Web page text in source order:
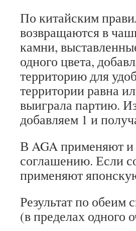
По китайским
возвращаются в
камни,
одного цвета,
территорию для
территории равна
выиграла партию.
добавляем 1 и
В AGA применяют
соглашению. Если
применяют
Результат по обеим
(в пределах одного